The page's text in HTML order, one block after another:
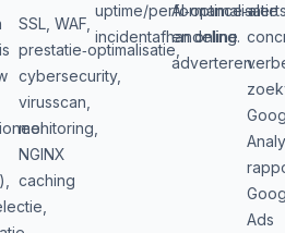
SSL, WAF,
prestatie‑optimalisatie,
cybersecurity,
virusscan,
monitoring,
NGINX
caching
uptime/
incidentafhandeling.
AI‑optimalisatie
en online
adverteren.
+
Ads